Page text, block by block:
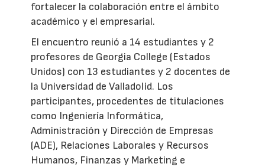
fortalecer la colaboración entre el ámbito
académico y el empresarial.
El encuentro reunió a 14 estudiantes y 2
profesores de Georgia College (Estados
Unidos) con 13 estudiantes y 2 docentes de
la Universidad de Valladolid. Los
participantes, procedentes de titulaciones
como Ingeniería Informática,
Administración y Dirección de Empresas
(ADE), Relaciones Laborales y Recursos
Humanos, Finanzas y Marketing e